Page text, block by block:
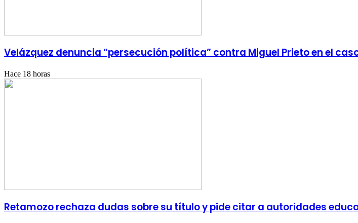
Velázquez denuncia “persecución política” contra Miguel Prieto en el
Hace 18 horas
Retamozo rechaza dudas sobre su título y pide citar a autoridades